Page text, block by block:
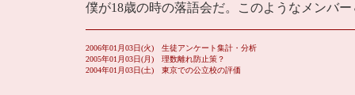
僕が18歳の時の落語会だ。このようなメンバ
2006年01月03日(火) 生徒アンケート集計・分析
2005年01月03日(月) 理数離れ防止策？
2004年01月03日(土) 東京での公立校の評価